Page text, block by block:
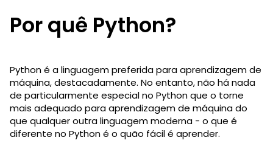
Por quê Python?
Python é a linguagem preferida para aprendizagem de
máquina, destacadamente. No entanto, não há nada
de particularmente especial no Python que o torne
mais adequado para aprendizagem de máquina do
que qualquer outra linguagem moderna - o que é
diferente no Python é o quão fácil é aprender.